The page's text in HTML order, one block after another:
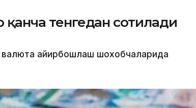
қанча тенгедан сотилади
валюта айирбошлаш шохобчаларида